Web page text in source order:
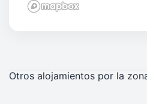
Otros alojamientos por la